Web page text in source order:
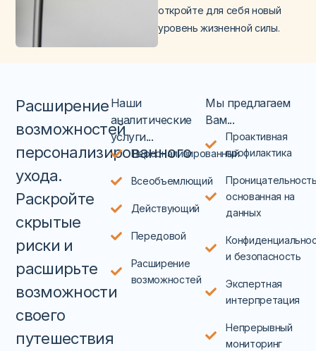
откройте для себя новый
уровень жизненной силы.
Расширение
возможностей
персонализированного
ухода.
Раскройте
скрытые
риски и
расширьте
возможности
своего
путешествия
Наши
аналитические
услуги...
Персонализированный
Всеобъемлющий
Действующий
Передовой
Расширение
возможностей
Мы предлагаем
Вам...
Проактивная
профилактика
основанная на
данных
и безопасность
Экспертная
интерпретация
Непрерывный
мониторинг